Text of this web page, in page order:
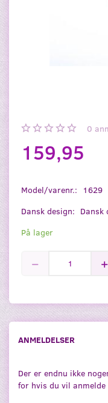
0
159,95
Model/varenr.:
1629
Dansk design: Dansk
På lager
ANMELDELSER
Der er endnu ikke
for hvis du vil anmelde